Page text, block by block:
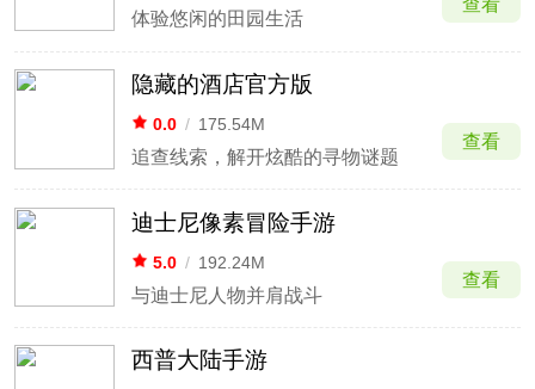
体验悠闲的田园生活
隐藏的酒店官方版
0.0 / 175.54M
追查线索，解开炫酷的寻物谜题
查看
迪士尼像素冒险手游
5.0 / 192.24M
与迪士尼人物并肩战斗
查看
西普大陆手游